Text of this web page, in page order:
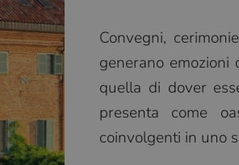
Convegni,
generano emozioni
quella di dover
presenta come
coinvolgenti in uno